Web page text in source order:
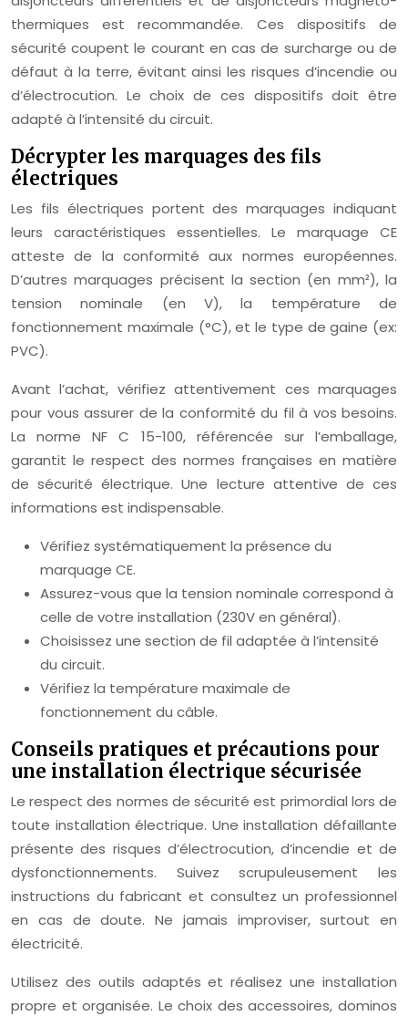
thermiques est recommandée. Ces dispositifs de
sécurité coupent le courant en cas de surcharge ou de
défaut à la terre, évitant ainsi les risques d’incendie ou
d’électrocution. Le choix de ces dispositifs doit être
adapté à l’intensité du circuit.
Décrypter les marquages des fils
électriques
Les fils électriques portent des marquages indiquant
leurs caractéristiques essentielles. Le marquage CE
atteste de la conformité aux normes européennes.
D’autres marquages précisent la section (en mm²), la
tension nominale (en V), la température de
fonctionnement maximale (°C), et le type de gaine (ex:
PVC).
Avant l’achat, vérifiez attentivement ces marquages
pour vous assurer de la conformité du fil à vos besoins.
La norme NF C 15-100, référencée sur l’emballage,
garantit le respect des normes françaises en matière
de sécurité électrique. Une lecture attentive de ces
informations est indispensable.
Vérifiez systématiquement la présence du
marquage CE.
Assurez-vous que la tension nominale correspond à
celle de votre installation (230V en général).
Choisissez une section de fil adaptée à l’intensité
du circuit.
Vérifiez la température maximale de
fonctionnement du câble.
Conseils pratiques et précautions pour
une installation électrique sécurisée
Le respect des normes de sécurité est primordial lors de
toute installation électrique. Une installation défaillante
présente des risques d’électrocution, d’incendie et de
dysfonctionnements. Suivez scrupuleusement les
instructions du fabricant et consultez un professionnel
en cas de doute. Ne jamais improviser, surtout en
électricité.
Utilisez des outils adaptés et réalisez une installation
propre et organisée. Le choix des accessoires, dominos